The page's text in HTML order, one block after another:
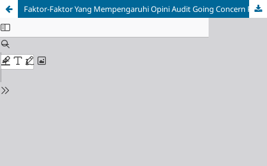
Faktor-Faktor Yang Mempengaruhi Opini Audit Going Concern Pada Perusahaan Manufaktur Yang Tercantum Dibursa Efek Indonesia